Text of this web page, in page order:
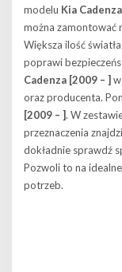
modelu Kia
można zamontować
Większa ilość
poprawi
Cadenza [2009 – ]
oraz producenta.
[2009 – ]. W
przeznaczenia
dokładnie sprawdź
Pozwoli to na
potrzeb.